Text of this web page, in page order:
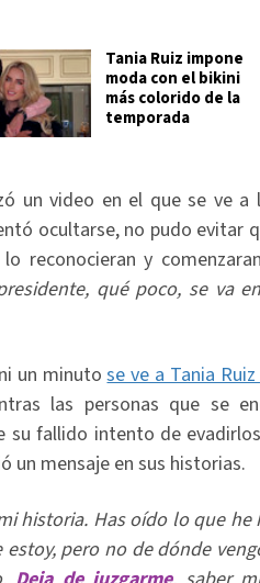
Tania Ruiz impone
moda con el bikini
más colorido de la
temporada
un video en el que se ve a
ocultarse, no pudo evitar
reconocieran y
qué poco, se va
un minutose ve a Tania
las personas que se
su fallido intento de
un mensaje en sus historias.
historia. Has oído lo que
pero no de dónde